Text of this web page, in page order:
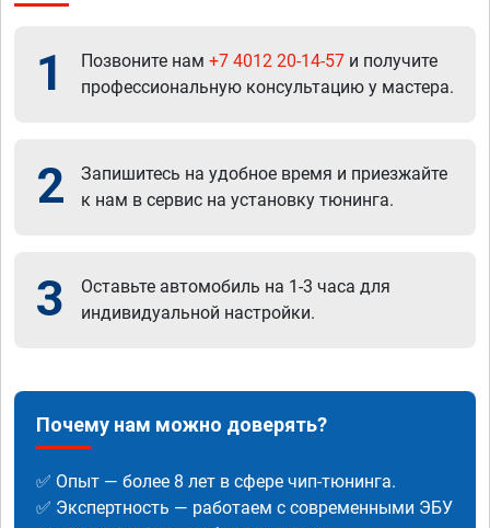
1 Позвоните нам +7 4012 20-14-57 и получите
профессиональную консультацию у мастера.
2
Запишитесь на удобное время и приезжайте
к нам в сервис на установку тюнинга.
3
Оставьте автомобиль на 1-3 часа для
индивидуальной настройки.
Почему нам можно доверять?
✅ Опыт — более 8 лет в сфере чип-тюнинга.
✅ Экспертность — работаем с современными ЭБУ